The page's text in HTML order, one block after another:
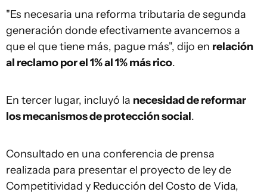
"Es necesaria una reforma tributaria de segunda
generación donde efectivamente avancemos a
que el que tiene más, pague más", dijo en relación
al reclamo por el 1% al 1% más rico.
En tercer lugar, incluyó la necesidad de reformar
los mecanismos de protección social.
Consultado en una conferencia de prensa
realizada para presentar el proyecto de ley de
Competitividad y Reducción del Costo de Vida,